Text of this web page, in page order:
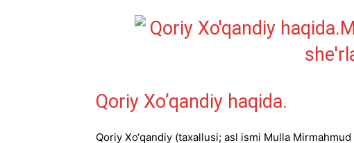
Qoriy Xo’qandiy haqida.
Qoriy Xo‘qandiy (taxallusi; asl ismi Mulla